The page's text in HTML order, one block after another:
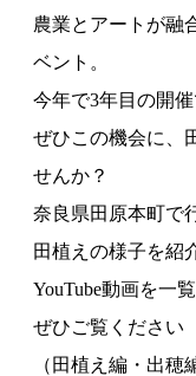
農業とアートが融
ベント。
今年で3年目の開
ぜひこの機会に、
せんか？
奈良県田原本町で
田植えの様子を紹
YouTube動画を一
ぜひご覧ください
（田植え編・出穂